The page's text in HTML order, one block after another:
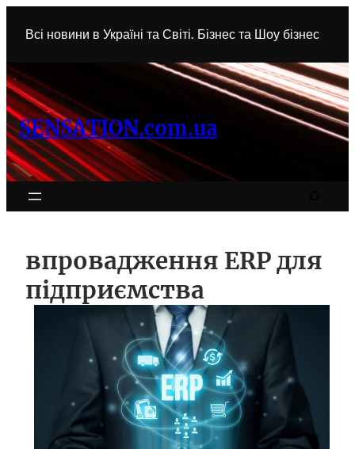
вмісту
Всі новини в Україні та Світі. Бізнес та Шоу бізнес
SENSATION.com.ua
впровадження ERP для
підприємства